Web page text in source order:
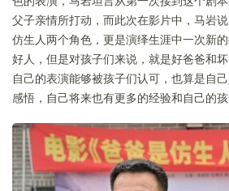
父子亲情所打动，而此次在影片中，马岩
仿生人两个角色，更是演绎生涯中一次新
好人，但是对孩子们来说，就是好爸爸和
自己的表演能够被孩子们认可，也算是自
感悟，自己将来也有更多的经验和自己的孩